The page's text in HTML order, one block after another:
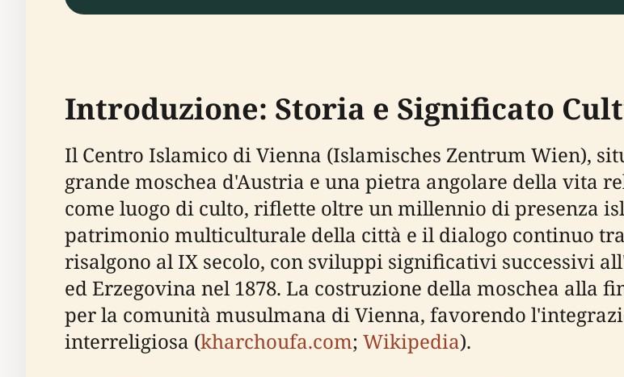
Introduzione: Storia e Significato
Il Centro Islamico di Vienna (Islamisches Zentrum Wien),
grande moschea d'Austria e una pietra angolare della vita
come luogo di culto, riflette oltre un millennio di presenza
patrimonio multiculturale della città e il dialogo continuo
risalgono al IX secolo, con sviluppi significativi successivi
ed Erzegovina nel 1878. La costruzione della moschea alla
per la comunità musulmana di Vienna, favorendo
interreligiosa (kharchoufa.com; Wikipedia).